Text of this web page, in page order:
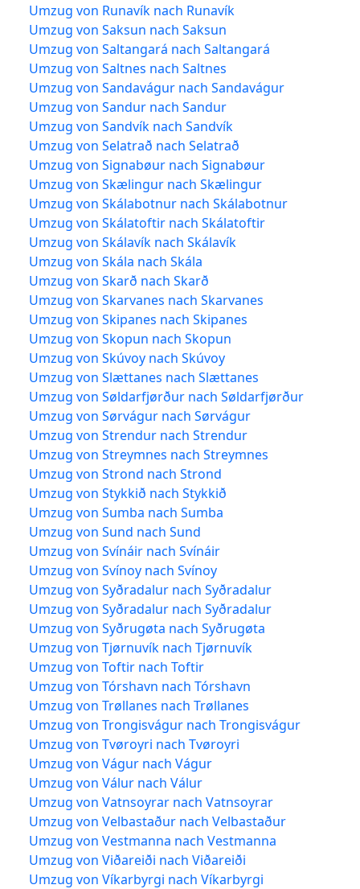
Umzug von Runavík nach Runavík
Umzug von Saksun nach Saksun
Umzug von Saltangará nach Saltangará
Umzug von Saltnes nach Saltnes
Umzug von Sandavágur nach Sandavágur
Umzug von Sandur nach Sandur
Umzug von Sandvík nach Sandvík
Umzug von Selatrað nach Selatrað
Umzug von Signabøur nach Signabøur
Umzug von Skælingur nach Skælingur
Umzug von Skálabotnur nach Skálabotnur
Umzug von Skálatoftir nach Skálatoftir
Umzug von Skálavík nach Skálavík
Umzug von Skála nach Skála
Umzug von Skarð nach Skarð
Umzug von Skarvanes nach Skarvanes
Umzug von Skipanes nach Skipanes
Umzug von Skopun nach Skopun
Umzug von Skúvoy nach Skúvoy
Umzug von Slættanes nach Slættanes
Umzug von Søldarfjørður nach Søldarfjørður
Umzug von Sørvágur nach Sørvágur
Umzug von Strendur nach Strendur
Umzug von Streymnes nach Streymnes
Umzug von Strond nach Strond
Umzug von Stykkið nach Stykkið
Umzug von Sumba nach Sumba
Umzug von Sund nach Sund
Umzug von Svínáir nach Svínáir
Umzug von Svínoy nach Svínoy
Umzug von Syðradalur nach Syðradalur
Umzug von Syðradalur nach Syðradalur
Umzug von Syðrugøta nach Syðrugøta
Umzug von Tjørnuvík nach Tjørnuvík
Umzug von Toftir nach Toftir
Umzug von Tórshavn nach Tórshavn
Umzug von Trøllanes nach Trøllanes
Umzug von Trongisvágur nach Trongisvágur
Umzug von Tvøroyri nach Tvøroyri
Umzug von Vágur nach Vágur
Umzug von Válur nach Válur
Umzug von Vatnsoyrar nach Vatnsoyrar
Umzug von Velbastaður nach Velbastaður
Umzug von Vestmanna nach Vestmanna
Umzug von Viðareiði nach Viðareiði
Umzug von Víkarbyrgi nach Víkarbyrgi